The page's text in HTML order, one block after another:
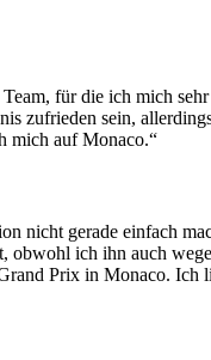
für die ich mich
zufrieden sein,
mich auf Monaco.“
nicht gerade einfach
ich ihn auch
Prix in Monaco.